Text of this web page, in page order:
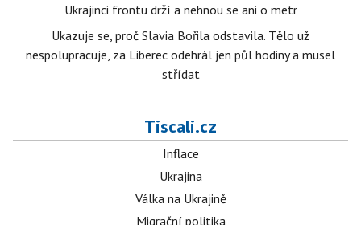
Ukrajinci frontu drží a nehnou se ani o metr
Ukazuje se, proč Slavia Bořila odstavila. Tělo už
nespolupracuje, za Liberec odehrál jen půl hodiny a musel
střídat
Tiscali.cz
Inflace
Ukrajina
Válka na Ukrajině
Migrační politika